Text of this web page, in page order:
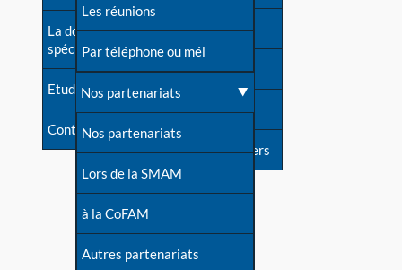
Mythes et vérités
Devenir animatrice ?
Une question sur le site
La documentation
spécialisée
Etudes récentes
Contact
Soutenir LLL
Livre d'or
Forum
S'inscrire à nos newsletters
Les réunions
Par téléphone ou mél
Nos partenariats
Nos partenariats
Lors de la SMAM
à la CoFAM
Autres partenariats